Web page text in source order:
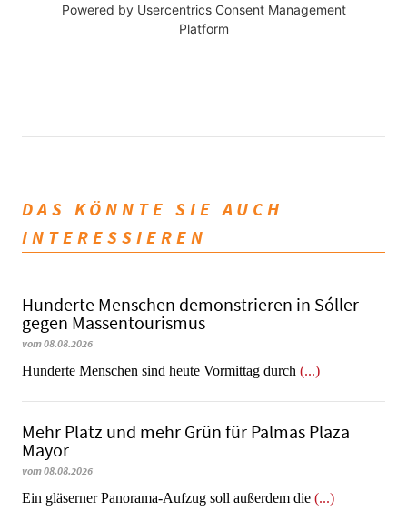
Powered by Usercentrics Consent Management
Platform
DAS KÖNNTE SIE AUCH
INTERESSIEREN
Hunderte Menschen demonstrieren in Sóller
gegen Massentourismus
vom 08.08.2026
Hunderte Menschen sind heute Vormittag durch (...)
Mehr Platz und mehr Grün für Palmas Plaza
Mayor
vom 08.08.2026
Ein gläserner Panorama-Aufzug soll außerdem die (...)